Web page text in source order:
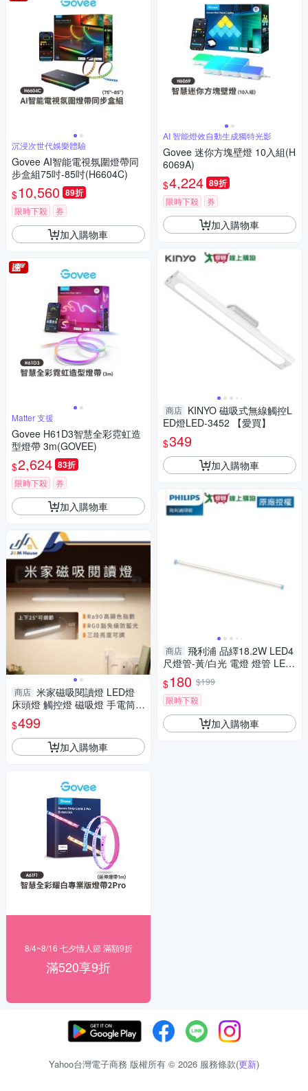
沉浸次世代娛樂體驗
Govee AI智能電視氛圍燈帶同
步盒組75吋-85吋(H6604C)
$10,560 89折
限時下殺 券
加入購物車
Matter 支援
Govee H61D3智慧全彩霓虹造
型燈帶 3m(GOVEE)
$2,624 83折
限時下殺 券
加入購物車
商店 米家磁吸閱讀燈 LED燈
床頭燈 觸控燈 磁吸燈 手電筒 U
SB充電
$499
加入購物車
8/4~8/16 七夕情人節 滿額9折
滿520享9折
AI 智能燈效自動生成獨特光影
Govee 迷你方塊壁燈 10入組(H
6069A)
$4,224 89折
限時下殺 券
加入購物車
商店 KINYO 磁吸式無線觸控L
ED燈LED-3452 【愛買】
$349
加入購物車
商店 飛利浦 品繹18.2W LED4
尺燈管-黃/白光 電燈 燈管 LED
【愛買】
$180 $199
限時下殺
加入購物車
Yahoo台灣電子商務 版權所有 © 2026 服務條款(更新)